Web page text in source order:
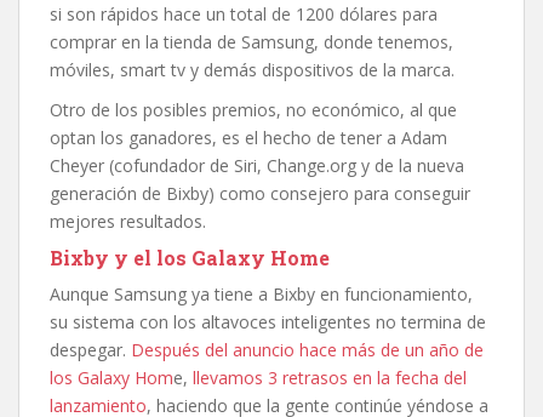
si son rápidos hace un total de 1200 dólares para
comprar en la tienda de Samsung, donde tenemos,
móviles, smart tv y demás dispositivos de la marca.
Otro de los posibles premios, no económico, al que
optan los ganadores, es el hecho de tener a Adam
Cheyer (cofundador de Siri, Change.org y de la nueva
generación de Bixby) como consejero para conseguir
mejores resultados.
Bixby y el los Galaxy Home
Aunque Samsung ya tiene a Bixby en funcionamiento,
su sistema con los altavoces inteligentes no termina de
despegar. Después del anuncio hace más de un año de
los Galaxy Home, llevamos 3 retrasos en la fecha del
lanzamiento, haciendo que la gente continúe yéndose a